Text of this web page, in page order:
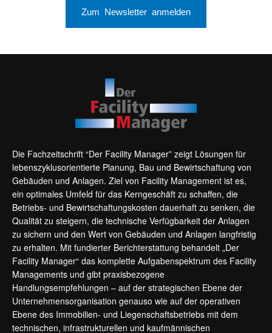
Zum Newsletter anmelden
Die Fachzeitschrift “Der Facility Manager” zeigt Lösungen für
lebenszyklusorientierte Planung, Bau und Bewirtschaftung von
Gebäuden und Anlagen. Ziel von Facility Management ist es,
ein optimales Umfeld für das Kerngeschäft zu schaffen, die
Betriebs- und Bewirtschaftungskosten dauerhaft zu senken, die
Qualität zu steigern, die technische Verfügbarkeit der Anlagen
zu sichern und den Wert von Gebäuden und Anlagen langfristig
zu erhalten. Mit fundierter Berichterstattung behandelt „Der
Facility Manager“ das komplette Aufgabenspektrum des Facility
Managements und gibt praxisbezogene
Handlungsempfehlungen – auf der strategischen Ebene der
Unternehmensorganisation genauso wie auf der operativen
Ebene des Immobilien- und Liegenschaftsbetriebs mit dem
technischen, infrastrukturellen und kaufmännischen